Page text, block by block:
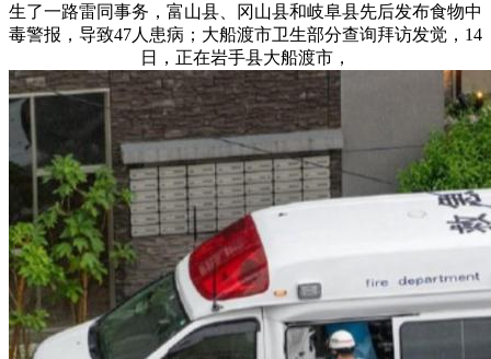
生了一路雷同事务，富山县、冈山县和岐阜县先后发布食物中
毒警报，导致47人患病；大船渡市卫生部分查询拜访发觉，14
日，正在岩手县大船渡市，